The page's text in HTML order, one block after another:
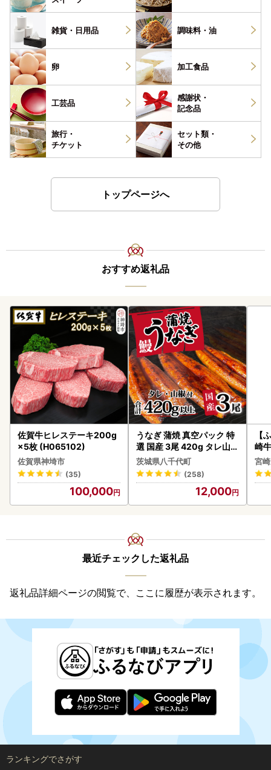
雑貨・ 日用品 調味料・ 油
卵 加工食品
工芸品
感謝状・
記念品
旅行・
チケット
セット類・
その他
トップページへ
おすすめ返礼品
佐賀牛ヒレステーキ200g
×5枚 (H065102)
佐賀県神埼市
(35)
100,000
うなぎ 蒲焼 真空パック 特
選 国産 3尾 420g タレ山椒
付き うな重 ひつまぶし 訳
あり 茨城 ウナギ 鰻 個包装
人気 美味しい 小分け 八千
茨城県八千代町
(258)
12,000
【
崎
-VO
宮
最近チェックした返礼品
返礼品詳細ページの閲覧で、ここに履歴が表示されます。
ランキングでさがす